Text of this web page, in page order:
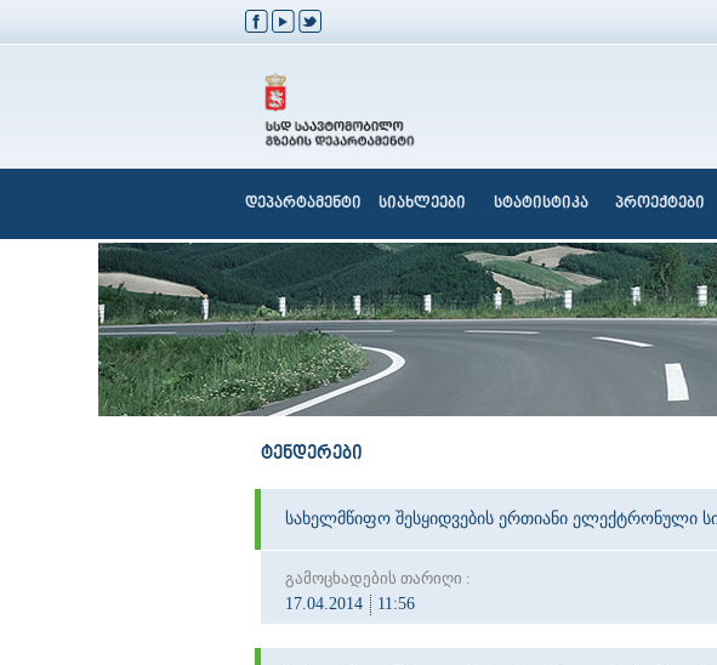
დეპარტამენტი სიახლეები სტატისტიკა პროექტები
ტენდერები
სახელმწიფო შესყიდვების ერთიანი ელექტრონული
გამოცხადების თარიღი :
17.04.2014
11:56